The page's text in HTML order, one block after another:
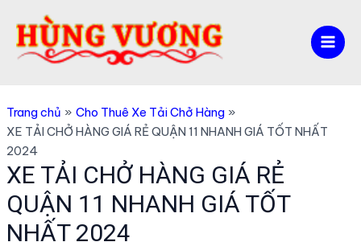
Main
Trang chủ
Cho Thuê Xe Tải Chở Hàng
XE TẢI CHỞ HÀNG GIÁ RẺ QUẬN 11 NHANH GIÁ TỐT NHẤT
2024
XE TẢI CHỞ HÀNG GIÁ RẺ
QUẬN 11 NHANH GIÁ TỐT
NHẤT 2024